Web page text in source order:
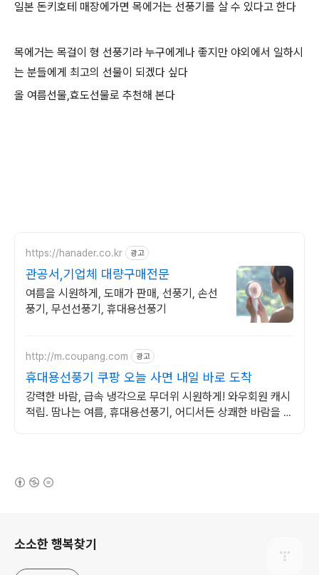
일본 돈키호테 매장에가면 목에거는 선풍기를 살 수 있다고 한다
목에거는 목걸이 형 선풍기라 누구에게나 좋지만 야외에서 일하시
는 분들에게 최고의 선물이 되겠다 싶다
올 여름선물,효도선물로 추천해 본다
https://hanader.co.kr 광고
관공서,기업체 대량구매전문
여름을 시원하게, 도매가 판매, 선풍기, 손선
풍기, 무선선풍기, 휴대용선풍기
http://m.coupang.com 광고
휴대용선풍기 쿠팡 오늘 사면 내일 바로 도착
강력한 바람, 급속 냉각으로 무더위 시원하게! 와우회원 캐시
적립. 땀나는 여름, 휴대용선풍기, 어디서든 상쾌한 바람을 느
소소한 행복찾기